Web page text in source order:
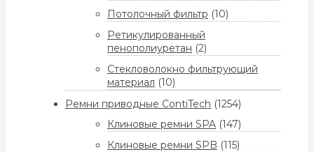
Потолочный фильтр (10)
Ретикулированный
пенополиуретан (2)
Стекловолокно фильтрующий
материал (10)
Ремни приводные ContiTech (1254)
Клиновые ремни SPA (147)
Клиновые ремни SPB (115)